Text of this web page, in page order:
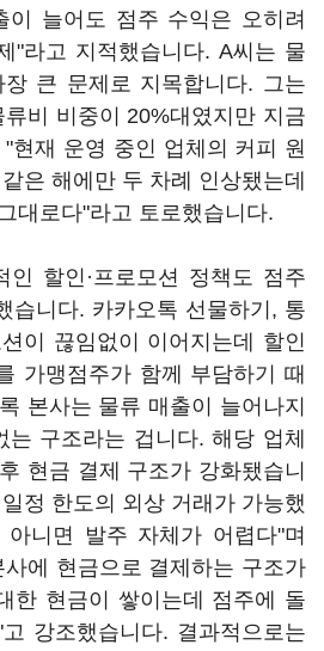
이 늘어도 점주 수익은 오히려
"라고 지적했습니다. A씨는 물
큰 문제로 지목합니다. 그는
비 비중이 20%대였지만 지금
현재 운영 중인 업체의 커피 원
은 해에만 두 차례 인상됐는데
대로다"라고 토로했습니다.
인 할인·프로모션 정책도 점주
습니다. 카카오톡 선물하기, 통
이 끊임없이 이어지는데 할인
가맹점주가 함께 부담하기 때
본사는 물류 매출이 늘어나지
구조라는 겁니다. 해당 업체
현금 결제 구조가 강화됐습니
정 한도의 외상 거래가 가능했
니면 발주 자체가 어렵다"며
에 현금으로 결제하는 구조가
한 현금이 쌓이는데 점주에 돌
강조했습니다. 결과적으로는